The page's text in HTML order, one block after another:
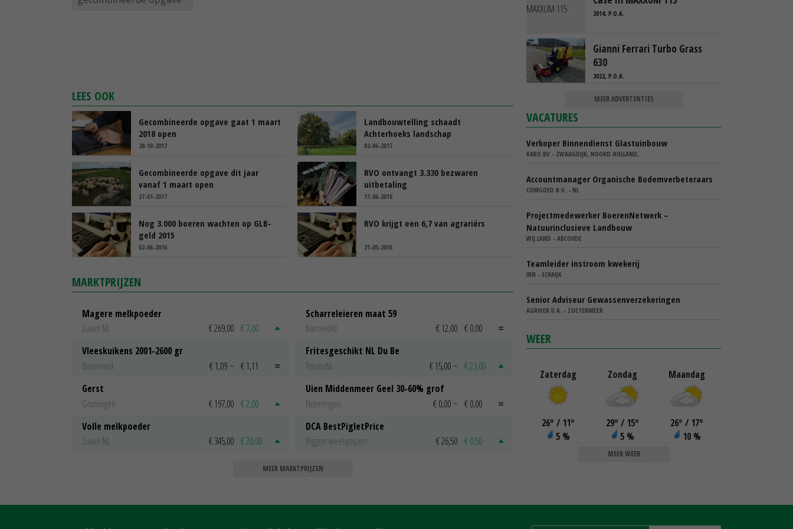
LEES OOK
Gecombineerde opgave gaat 1 maart
2018 open
28-10-2017
Landbouwtelling schaadt
Achterhoeks landschap
02-06-2017
Gecombineerde opgave dit jaar
vanaf 1 maart open
27-01-2017
RVO ontvangt 3.330 bezwaren
uitbetaling
17-06-2016
Nog 3.000 boeren wachten op GLB-
geld 2015
02-06-2016
RVO krijgt een 6,7 van agrariërs
21-05-2016
MARKTPRIJZEN
Magere melkpoeder
Zuivel NL
€ 269,00 € 7,00
Vleeskuikens 2001-2600 gr
Barneveld
€ 1,09 ~ € 1,11
Gerst
Groningen
€ 197,00 € 2,00
Volle melkpoeder
Zuivel NL
€ 345,00 € 20,00
Scharreleieren maat 59
Barneveld
€ 12,00 € 0,00
Fritesgeschikt NL Du Be
PotatoNL
€ 15,00 ~ € 23,00
Uien Middenmeer Geel 30-60% grof
Noteringen
€ 0,00 ~ € 0,00
DCA BestPigletPrice
Biggen weekprijzen
€ 26,50 € 0,50
MEER MARKTPRIJZEN
2014, P.O.A.
Gianni Ferrari Turbo Grass
630
2022, P.O.A.
MEER ADVERTENTIES
VACATURES
Verkoper Binnendienst Glastuinbouw
KARO BV - ZWAAGDIJK, NOORD-HOLLAND,
Accountmanager Organische Bodemverbeteraars
COMGOED B.V. - NL
Projectmedewerker BoerenNetwerk –
Natuurinclusieve Landbouw
WIJ.LAND - ABCOUDE
Teamleider instroom kwekerij
IBN - SCHAIJK
Senior Adviseur Gewassenverzekeringen
AGRIVER U.A. - ZOETERMEER
WEER
Zaterdag
26° / 11°
5 %
Zondag
29° / 15°
5 %
Maandag
26° / 17°
10 %
MEER WEER